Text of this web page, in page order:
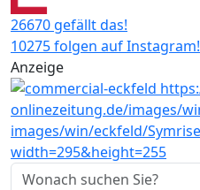
26670 gefällt das!
10275 folgen auf Instagram!
Anzeige